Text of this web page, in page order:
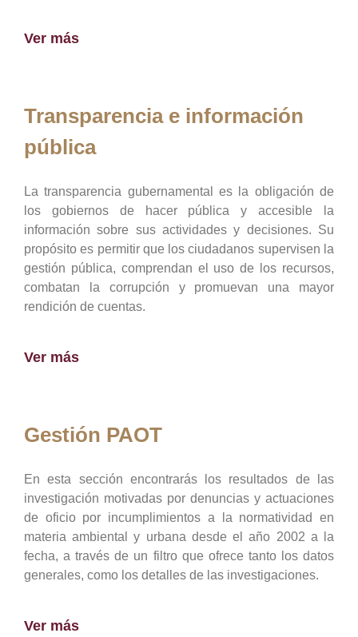
Ver más
Transparencia e información
pública
La transparencia gubernamental es la obligación de
los gobiernos de hacer pública y accesible la
información sobre sus actividades y decisiones. Su
propósito es permitir que los ciudadanos supervisen la
gestión pública, comprendan el uso de los recursos,
combatan la corrupción y promuevan una mayor
rendición de cuentas.
Ver más
Gestión PAOT
En esta sección encontrarás los resultados de las
investigación motivadas por denuncias y actuaciones
de oficio por incumplimientos a la normatividad en
materia ambiental y urbana desde el año 2002 a la
fecha, a través de un filtro que ofrece tanto los datos
generales, como los detalles de las investigaciones.
Ver más